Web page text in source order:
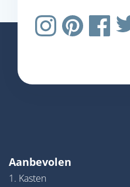
Aanbevolen
1. Kasten